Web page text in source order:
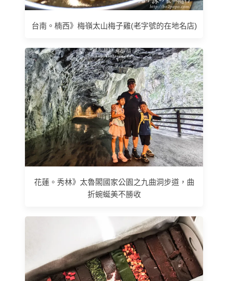
台南。楠西》梅嶺太山梅子雞(老字號的在地名店)
花蓮。秀林》太魯閣國家公園之九曲洞步道，曲
折蜿蜒美不勝收